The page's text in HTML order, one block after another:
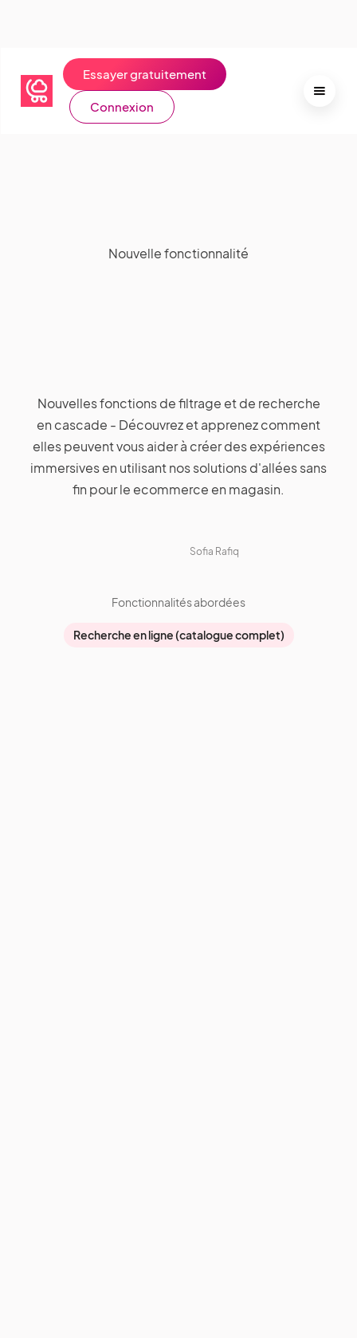
Essayer gratuitement
Connexion
Nouvelle fonctionnalité
Nouvelles fonctions de filtrage et de recherche
en cascade - Découvrez et apprenez comment
elles peuvent vous aider à créer des expériences
immersives en utilisant nos solutions d'allées sans
fin pour le ecommerce en magasin.
Sofia Rafiq
Fonctionnalités abordées
Recherche en ligne (catalogue complet)